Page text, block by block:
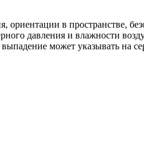
ориентации в пространстве,
давления и влажности
может указывать на